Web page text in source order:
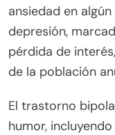
ansiedad en
depresión,
pérdida de
de la población
El trastorno
humor,